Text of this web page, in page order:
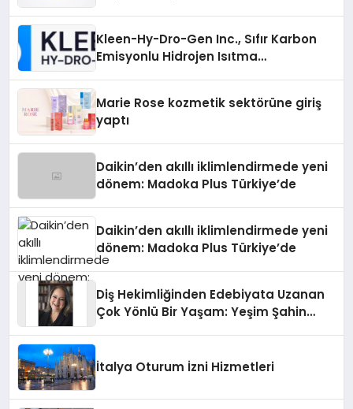
Kleen-Hy-Dro-Gen Inc., Sıfır Karbon
Emisyonlu Hidrojen Isıtma
Marie Rose kozmetik sektörüne giriş
yaptı
Daikin’den akıllı iklimlendirmede yeni
dönem: Madoka Plus Türkiye’de
Daikin’den akıllı iklimlendirmede yeni
dönem: Madoka Plus Türkiye’de
Diş Hekimliğinden Edebiyata Uzanan
Çok Yönlü Bir Yaşam: Yeşim Şahin
İtalya Oturum İzni Hizmetleri